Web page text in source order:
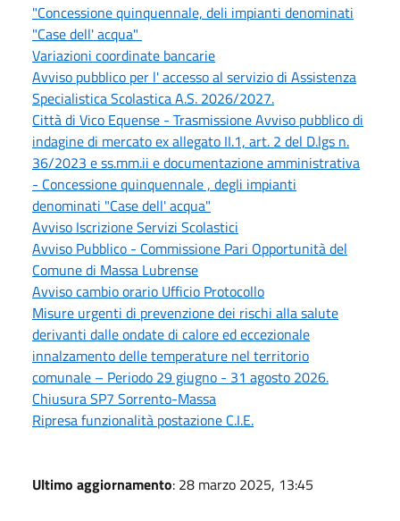
"Concessione quinquennale, deli impianti denominati
"Case dell' acqua"
Variazioni coordinate bancarie
Avviso pubblico per l' accesso al servizio di Assistenza
Specialistica Scolastica A.S. 2026/2027.
Città di Vico Equense - Trasmissione Avviso pubblico di
indagine di mercato ex allegato II.1, art. 2 del D.lgs n.
36/2023 e ss.mm.ii e documentazione amministrativa
- Concessione quinquennale , degli impianti
denominati "Case dell' acqua"
Avviso Iscrizione Servizi Scolastici
Avviso Pubblico - Commissione Pari Opportunità del
Comune di Massa Lubrense
Avviso cambio orario Ufficio Protocollo
Misure urgenti di prevenzione dei rischi alla salute
derivanti dalle ondate di calore ed eccezionale
innalzamento delle temperature nel territorio
comunale – Periodo 29 giugno - 31 agosto 2026.
Chiusura SP7 Sorrento-Massa
Ripresa funzionalità postazione C.I.E.
Ultimo aggiornamento: 28 marzo 2025, 13:45